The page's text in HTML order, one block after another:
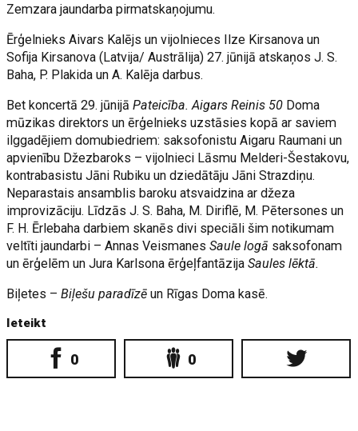
Zemzara jaundarba pirmatskaņojumu.
Ērģelnieks Aivars Kalējs un vijolnieces Ilze Kirsanova un
Sofija Kirsanova (Latvija/ Austrālija) 27. jūnijā atskaņos J. S.
Baha, P. Plakida un A. Kalēja darbus.
Bet koncertā 29. jūnijāPateicība. Aigars Reinis 50 Doma
mūzikas direktors un ērģelnieks uzstāsies kopā ar saviem
ilggadējiem domubiedriem: saksofonistu Aigaru Raumani un
apvienību Džezbaroks – vijolnieci Lāsmu Melderi-Šestakovu,
kontrabasistu Jāni Rubiku un dziedātāju Jāni Strazdiņu.
Neparastais ansamblis baroku atsvaidzina ar džeza
improvizāciju. Līdzās J. S. Baha, M. Diriflē, M. Pētersones un
F. H. Ērlebaha darbiem skanēs divi speciāli šim notikumam
veltīti jaundarbi – Annas VeismanesSaule logā saksofonam
un ērģelēm un Jura Karlsona ērģeļfantāzijaSaules lēktā.
Biļetes –Biļešu paradīzē un Rīgas Doma kasē.
Ieteikt
0 0